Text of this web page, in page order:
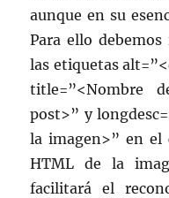
aunque en su
Para ello
las etiquetas
title=”<Nombre
post>” y
la imagen>” en el
HTML de la
facilitará el